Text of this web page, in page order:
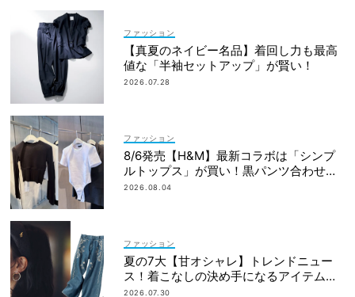
ファッション
【真夏のネイビー名品】着回し力も最高
値な「半袖セットアップ」が賢い！
2026.07.28
ファッション
8/6発売【H&M】最新コラボは「シンプ
ルトップス」が買い！黒パンツ合わせも
即サマ見え
2026.08.04
ファッション
夏の7大【甘オシャレ】トレンドニュー
ス！着こなしの決め手になるアイテムが
勢揃い
2026.07.30